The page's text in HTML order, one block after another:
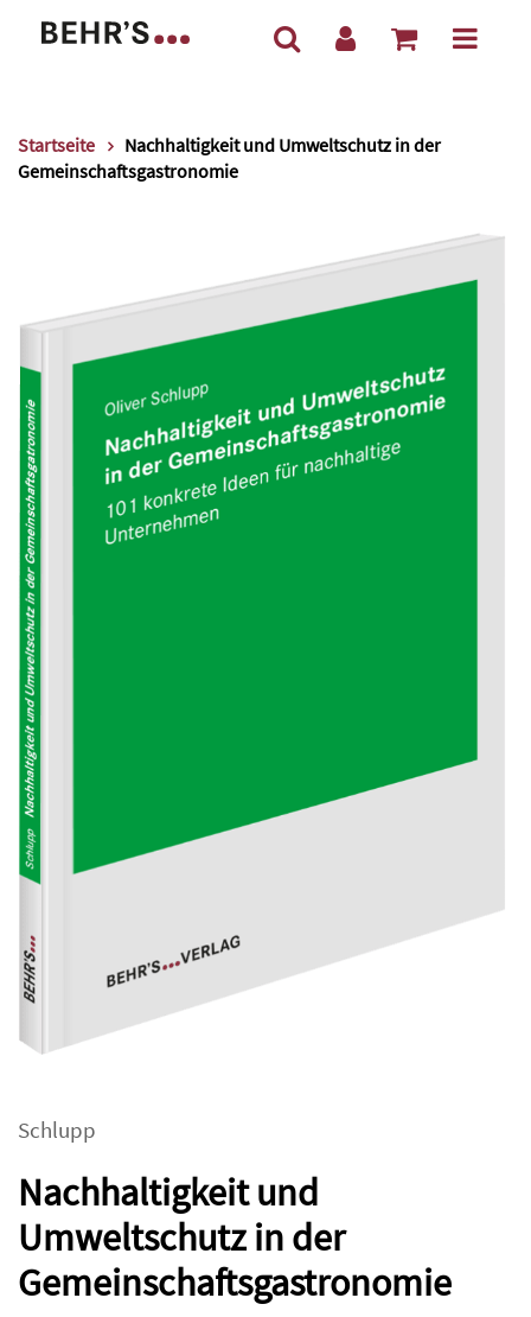
Startseite
Nachhaltigkeit und Umweltschutz in der
Gemeinschaftsgastronomie
Schlupp
Nachhaltigkeit und
Umweltschutz in der
Gemeinschaftsgastronomie